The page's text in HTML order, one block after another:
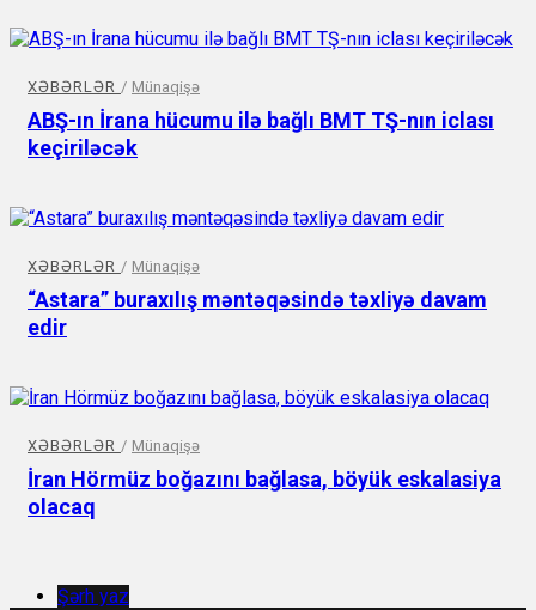
XƏBƏRLƏR / Münaqişə
ABŞ-ın İrana hücumu ilə bağlı BMT TŞ-nın iclası
keçiriləcək
XƏBƏRLƏR / Münaqişə
“Astara” buraxılış məntəqəsində təxliyə davam
edir
XƏBƏRLƏR / Münaqişə
İran Hörmüz boğazını bağlasa, böyük eskalasiya
olacaq
Şərh yaz